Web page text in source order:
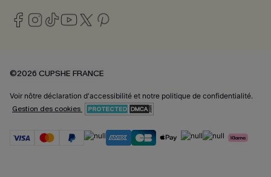
©2026 CUPSHE FRANCE
Voir nôtre déclaration d'accessibilité et notre politique de confidentialité.
Gestion des cookies